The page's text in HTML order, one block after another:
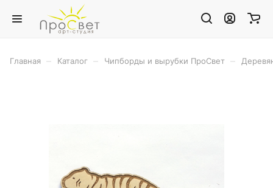
Главная Каталог Чипборды и вырубки ПроСвет